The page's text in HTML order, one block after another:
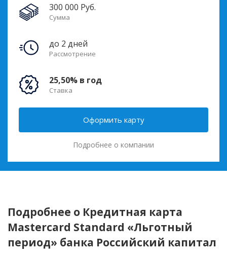
300 000 Руб.
Сумма
до 2 дней
Рассмотрение
25,50% в год
Ставка
Подробнее о компании
Оформить карту
Подробнее о Кредитная карта
Masterсard Standard «Льготный
период» банка Российский капитал